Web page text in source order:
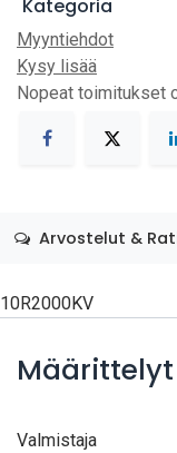
Kategoria
Myyntiehdot
Kysy lisää
Nopeat toimitukset
Arvostelut &
10R2000KV
Määrittelyt
Valmistaja